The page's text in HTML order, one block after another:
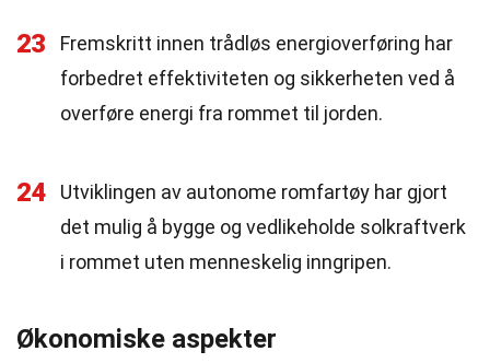
23
Fremskritt innen trådløs energioverføring har
forbedret effektiviteten og sikkerheten ved å
overføre energi fra rommet til jorden.
24
Utviklingen av autonome romfartøy har gjort
det mulig å bygge og vedlikeholde solkraftverk
i rommet uten menneskelig inngripen.
Økonomiske aspekter